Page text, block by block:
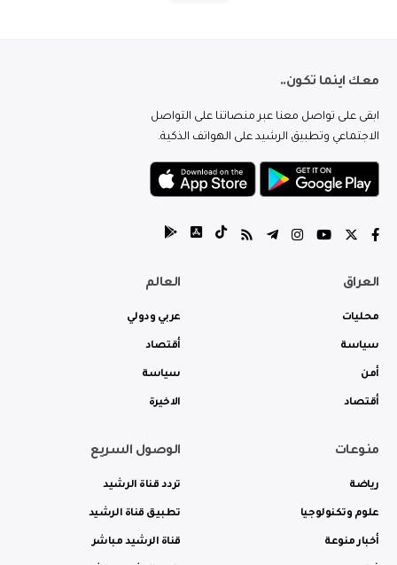
معك اينما تكون..
ابقى على تواصل معنا عبر منصاتنا على التواصل
الاجتماعي وتطبيق الرشيد على الهواتف الذكية.
العراق
محليات
سياسة
أمن
أقتصاد
العالم
عربي ودولي
أقتصاد
سياسة
الاخيرة
منوعات
رياضة
علوم وتكنولوجيا
أخبار منوعة
الوصول السريع
تردد قناة الرشيد
تطبيق قناة الرشيد
قناة الرشيد مباشر